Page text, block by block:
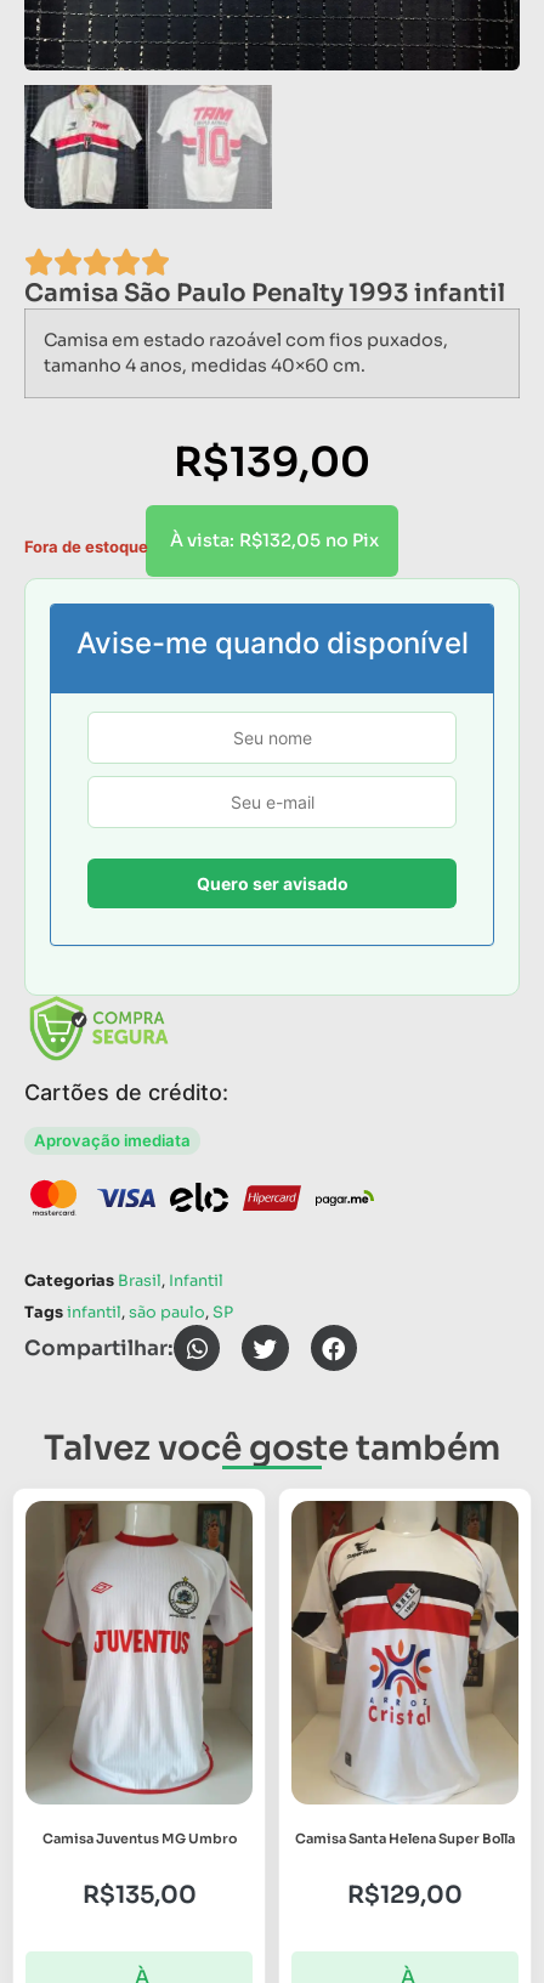
Camisa São Paulo Penalty 1993 infantil
Camisa em estado razoável com fios puxados,
tamanho 4 anos, medidas 40×60 cm.
R$139,00
À vista: R$132,05 no Pix
Fora de estoque
Avise-me quando disponível
Cartões de crédito:
Aprovação imediata
Categorias Brasil, Infantil
Tagsinfantil,são paulo,SP
Compartilhar:
Talvez você goste também
Camisa Juventus MG Umbro
R$135,00
À
Camisa Santa Helena Super Bolla
R$129,00
À